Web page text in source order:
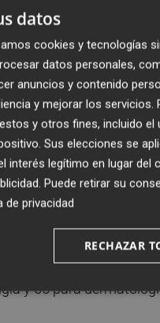
en el tiempo
produce durante los
de 2016, en
de septiembre 2017,
general, 86 para
99 para urología, 43
131 para cirugía
y 65 para
datos
cookies y tecnologías
datos personales,
anuncios y contenido
y mejorar los servicios.
y otros fines, incluido
Sus elecciones se
interés legítimo en lugar del
. Puede retirar su
de privacidad
RECHAZAR